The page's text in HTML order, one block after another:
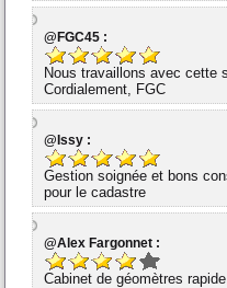
@FGC45 :
Nous travaillons avec cette
Cordialement, FGC
@Issy :
Gestion soignée et bons
pour le cadastre
@Alex Fargonnet :
Cabinet de géomètres